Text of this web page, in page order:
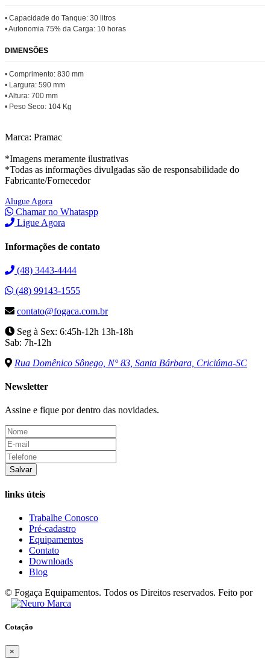
• Capacidade do Tanque: 30 litros
• Autonomia 75% da Carga: 10 horas
DIMENSÕES
• Comprimento: 830 mm
• Largura: 590 mm
• Altura: 700 mm
• Peso Seco: 104 Kg
Marca: Pramac
*Imagens meramente ilustrativas
*Todas as informações divulgadas são de responsabilidade do
Fabricante/Fornecedor
Alugue Agora
Chamar no Whataspp
Ligue Agora
Informações de contato
(48) 3443-4444
(48) 99143-1555
contato@fogaca.com.br
Seg à Sex: 6:45h-12h 13h-18h
Sab: 7h-12h
Rua Domênico Sônego, N° 83, Santa Bárbara, Criciúma-SC
Newsletter
Assine e fique por dentro das novidades.
Salvar
links úteis
Trabalhe Conosco
Pré-cadastro
Equipamentos
Contato
Downloads
Blog
© Fogaça Equipamentos. Todos os Direitos reservados. Feito por
Cotação
×